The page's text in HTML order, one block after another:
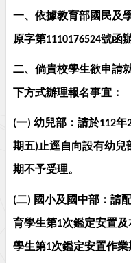
一、 依據教育部國民及
原字第1110176524號函
二、 倘貴校學生欲申請
下方式辦理報名事宜：
(一) 幼兒部：請於112年
期五) 止逕自向設有幼
期不予受理。
(二) 國小及國中部：請
育學生第1次鑑定安置及
學生第1次鑑定安置作